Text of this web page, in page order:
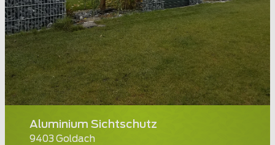
Aluminium Sichtschutz
9403 Goldach